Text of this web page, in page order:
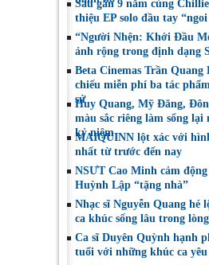
Sau gần 9 năm cùng
thiệu EP solo đầu tay
“Người Nhện: Khởi Đầu
ảnh rộng trong định dạng
Beta Cinemas Trần Quang
chiếu miễn phí ba tác
sử
Huy Quang, Mỹ Đăng,
màu sắc riêng làm sống lại
kỷ niệm
MAIQUINN lột xác với
nhất từ trước đến nay
NSƯT Cao Minh cảm
Huỳnh Lập “tặng nhà”
Nhạc sĩ Nguyễn Quang hé
ca khúc sống lâu trong
Ca sĩ Duyên Quỳnh hạnh
tuổi với những khúc ca